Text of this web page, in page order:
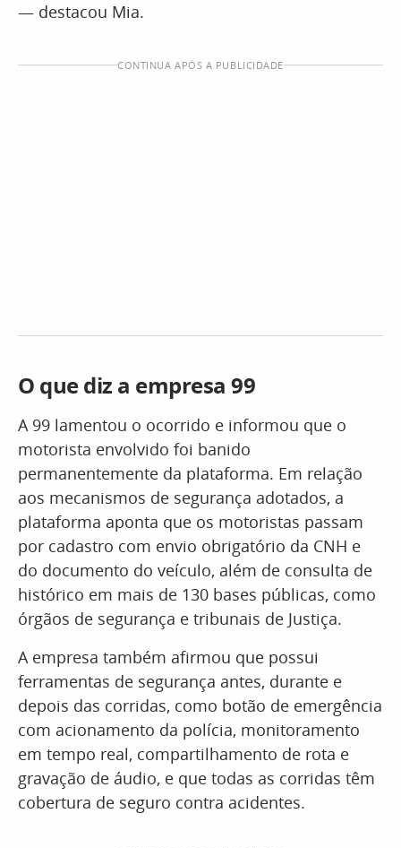
— destacou Mia.
CONTINUA APÓS A PUBLICIDADE
O que diz a empresa 99
A 99 lamentou o ocorrido e informou que o
motorista envolvido foi banido
permanentemente da plataforma. Em relação
aos mecanismos de segurança adotados, a
plataforma aponta que os motoristas passam
por cadastro com envio obrigatório da CNH e
do documento do veículo, além de consulta de
histórico em mais de 130 bases públicas, como
órgãos de segurança e tribunais de Justiça.
A empresa também afirmou que possui
ferramentas de segurança antes, durante e
depois das corridas, como botão de emergência
com acionamento da polícia, monitoramento
em tempo real, compartilhamento de rota e
gravação de áudio, e que todas as corridas têm
cobertura de seguro contra acidentes.